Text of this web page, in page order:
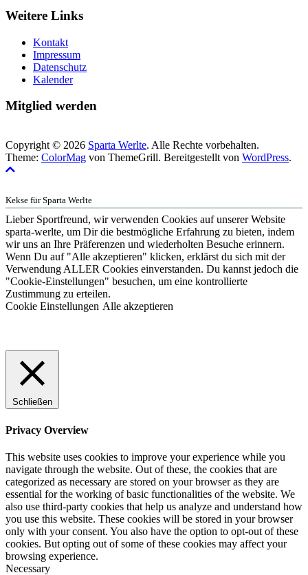
Weitere Links
Kontakt
Impressum
Datenschutz
Kalender
Mitglied werden
Copyright © 2026 Sparta Werlte. Alle Rechte vorbehalten.
Theme: ColorMag von ThemeGrill. Bereitgestellt von WordPress.
Kekse für Sparta Werlte
Lieber Sportfreund, wir verwenden Cookies auf unserer Website
sparta-werlte, um Dir die bestmögliche Erfahrung zu bieten, indem
wir uns an Ihre Präferenzen und wiederholten Besuche erinnern.
Wenn Du auf "Alle akzeptieren" klicken, erklärst du sich mit der
Verwendung ALLER Cookies einverstanden. Du kannst jedoch die
"Cookie-Einstellungen" besuchen, um eine kontrollierte
Zustimmung zu erteilen.
Cookie Einstellungen Alle akzeptieren
Schließen
Privacy Overview
This website uses cookies to improve your experience while you
navigate through the website. Out of these, the cookies that are
categorized as necessary are stored on your browser as they are
essential for the working of basic functionalities of the website. We
also use third-party cookies that help us analyze and understand how
you use this website. These cookies will be stored in your browser
only with your consent. You also have the option to opt-out of these
cookies. But opting out of some of these cookies may affect your
browsing experience.
Necessary